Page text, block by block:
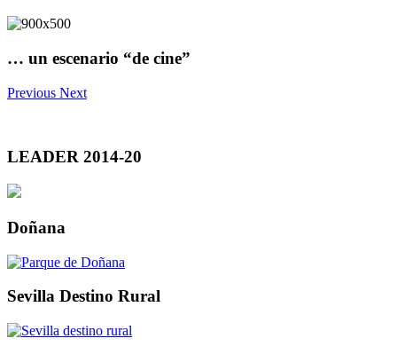
… un escenario “de cine”
Previous Next
LEADER 2014-20
Doñana
Sevilla Destino Rural